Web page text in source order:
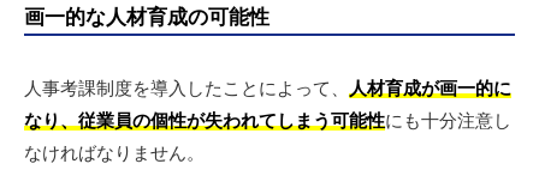
画一的な人材育成の可能性
人事考課制度を導入したことによって、
人材育成が画一的に
なり、従業員の個性が失われてしまう可能性にも十分注意し
なければなりません。